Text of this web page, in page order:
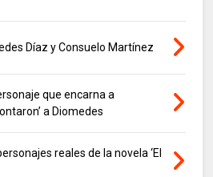
Díaz y Consuelo Martínez
que encarna a
a Diomedes
reales de la novela ‘El